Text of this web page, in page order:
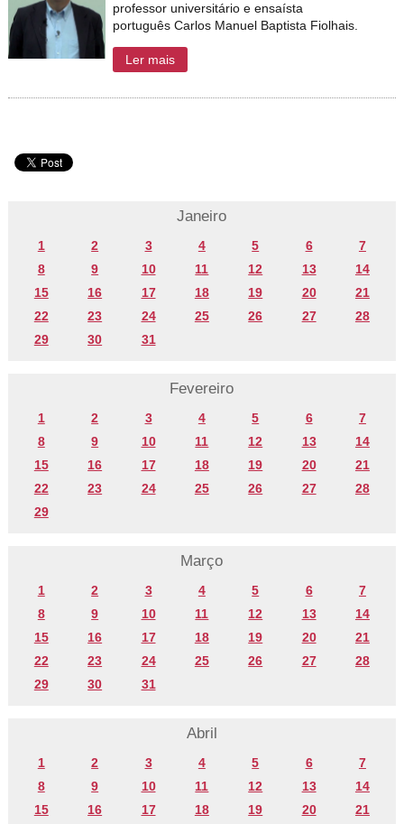
professor universitário e ensaísta
português Carlos Manuel Baptista Fiolhais.
Ler mais
Janeiro
1 2 3 4 5 6
7
8
9 10 11 12 13
14
15
16 17 18 19 20
21
22
23 24 25 26 27
28
29
30 31
Fevereiro
1 2 3 4 5 6
7
8
9 10 11 12 13
14
15
16 17 18 19 20
21
22
23 24 25 26 27
28
29
Março
1 2 3 4 5 6
7
8
9 10 11 12 13
14
15
16 17 18 19 20
21
22
23 24 25 26 27
28
29
30 31
Abril
1 2 3 4 5 6
7
8
9 10 11 12 13
14
15
16 17 18 19 20
21